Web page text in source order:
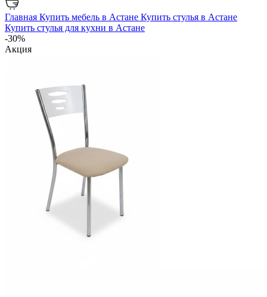
Главная Купить мебель в Астане Купить стулья в Астане
Купить стулья для кухни в Астане
-30%
Акция